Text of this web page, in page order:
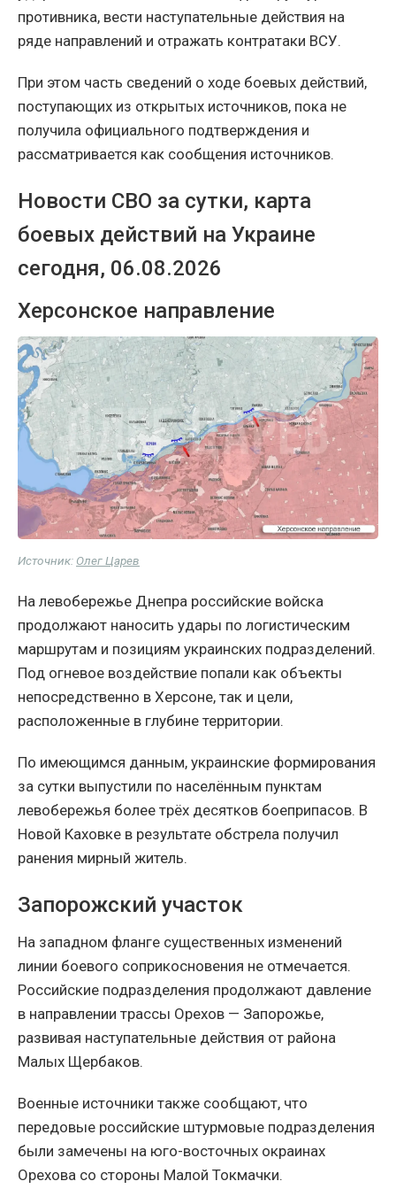
противника, вести наступательные действия на
ряде направлений и отражать контратаки ВСУ.
При этом часть сведений о ходе боевых действий,
поступающих из открытых источников, пока не
получила официального подтверждения и
рассматривается как сообщения источников.
Новости СВО за сутки, карта
боевых действий на Украине
сегодня, 06.08.2026
Херсонское направление
Источник: Олег Царев
На левобережье Днепра российские войска
продолжают наносить удары по логистическим
маршрутам и позициям украинских подразделений.
Под огневое воздействие попали как объекты
непосредственно в Херсоне, так и цели,
расположенные в глубине территории.
По имеющимся данным, украинские формирования
за сутки выпустили по населённым пунктам
левобережья более трёх десятков боеприпасов. В
Новой Каховке в результате обстрела получил
ранения мирный житель.
Запорожский участок
На западном фланге существенных изменений
линии боевого соприкосновения не отмечается.
Российские подразделения продолжают давление
в направлении трассы Орехов — Запорожье,
развивая наступательные действия от района
Малых Щербаков.
Военные источники также сообщают, что
передовые российские штурмовые подразделения
были замечены на юго-восточных окраинах
Орехова со стороны Малой Токмачки.